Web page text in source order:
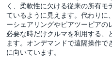
く、柔軟性に欠ける従来の所有モ
ているように見えます。代わりに
ーシェアリングやピアツーピアの
必要な時だけクルマを利用する
ます。オンデマンドで遠隔操作
に向いています。